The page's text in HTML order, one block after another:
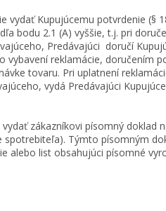
Kupujúcemu potvrdenie (§
bodu 2.1 (A) vyššie, t.j. pri
Predávajúci doručí
reklamácie, doručením
tovaru. Pri uplatnení
vydá Predávajúci
zákazníkovi písomný doklad
spotrebiteľa). Týmto písomným
alebo list obsahujúci písomné